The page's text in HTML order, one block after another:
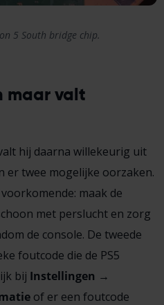
5 South bridge chip.
maar valt
hij daarna willekeurig uit
er twee mogelijke oorzaken.
maak de
met perslucht en zorg
de console. De tweede
foutcode die de PS5
bij Instellingen →
of er een foutcode